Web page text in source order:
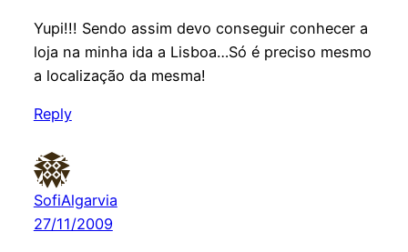
Yupi!!! Sendo assim devo conseguir conhecer a
loja na minha ida a Lisboa…Só é preciso mesmo
a localização da mesma!
Reply
SofiAlgarvia
27/11/2009